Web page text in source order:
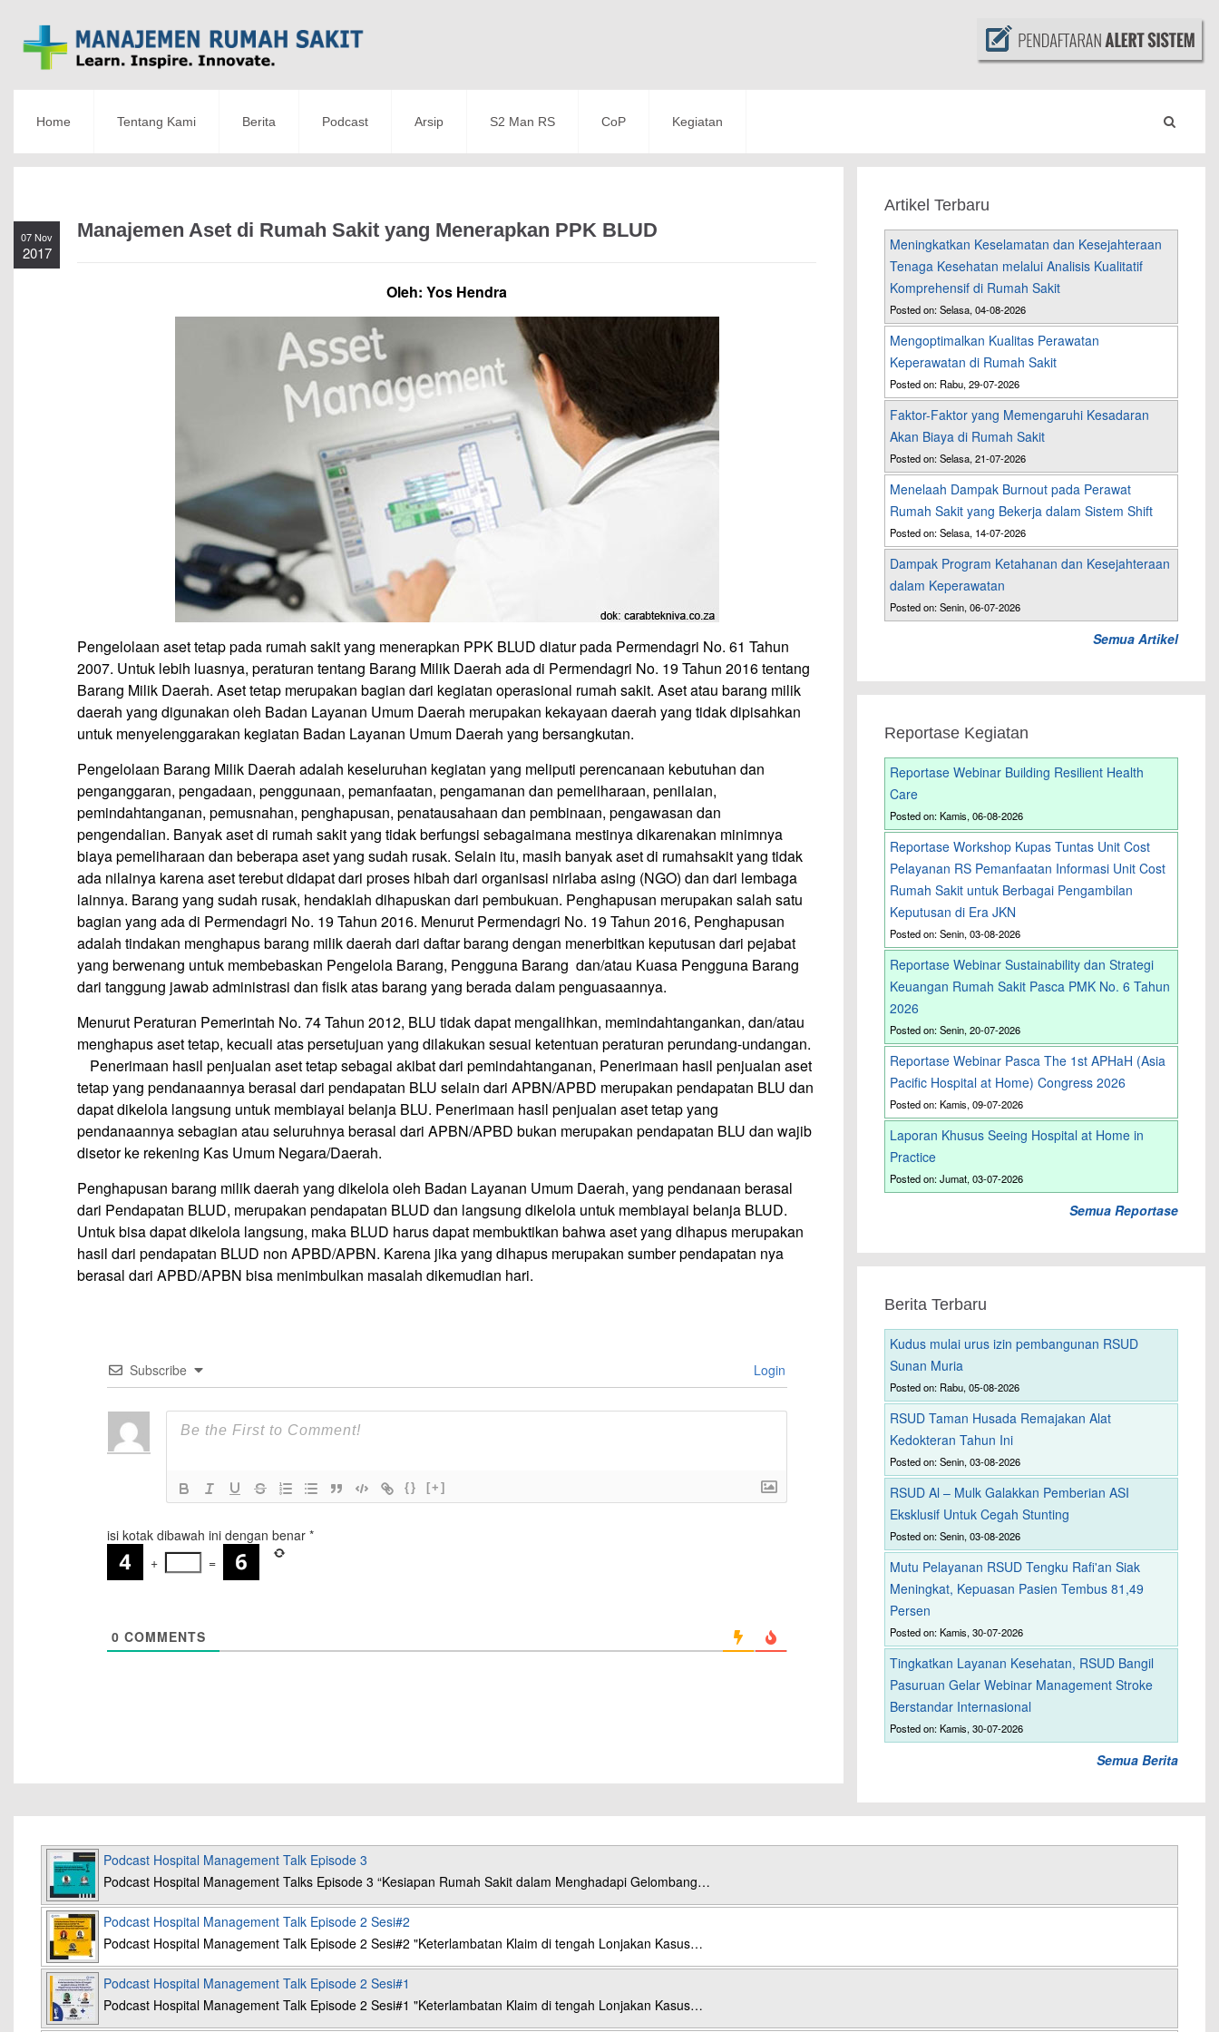
Home Tentang Kami Berita Podcast Arsip S2 Man RS CoP Kegiatan
07 Nov
2017
Manajemen Aset di Rumah Sakit yang Menerapkan PPK BLUD
Oleh: Yos Hendra
Pengelolaan aset tetap pada rumah sakit yang menerapkan PPK BLUD diatur pada Permendagri No. 61 Tahun
2007. Untuk lebih luasnya, peraturan tentang Barang Milik Daerah ada di Permendagri No. 19 Tahun 2016 tentang
Barang Milik Daerah. Aset tetap merupakan bagian dari kegiatan operasional rumah sakit. Aset atau barang milik
daerah yang digunakan oleh Badan Layanan Umum Daerah merupakan kekayaan daerah yang tidak dipisahkan
untuk menyelenggarakan kegiatan Badan Layanan Umum Daerah yang bersangkutan.
Pengelolaan Barang Milik Daerah adalah keseluruhan kegiatan yang meliputi perencanaan kebutuhan dan
penganggaran, pengadaan, penggunaan, pemanfaatan, pengamanan dan pemeliharaan, penilaian,
pemindahtanganan, pemusnahan, penghapusan, penatausahaan dan pembinaan, pengawasan dan
pengendalian. Banyak aset di rumah sakit yang tidak berfungsi sebagaimana mestinya dikarenakan minimnya
biaya pemeliharaan dan beberapa aset yang sudah rusak. Selain itu, masih banyak aset di rumahsakit yang tidak
ada nilainya karena aset terebut didapat dari proses hibah dari organisasi nirlaba asing (NGO) dan dari lembaga
lainnya. Barang yang sudah rusak, hendaklah dihapuskan dari pembukuan. Penghapusan merupakan salah satu
bagian yang ada di Permendagri No. 19 Tahun 2016. Menurut Permendagri No. 19 Tahun 2016, Penghapusan
adalah tindakan menghapus barang milik daerah dari daftar barang dengan menerbitkan keputusan dari pejabat
yang berwenang untuk membebaskan Pengelola Barang, Pengguna Barang dan/atau Kuasa Pengguna Barang
dari tanggung jawab administrasi dan fisik atas barang yang berada dalam penguasaannya.
Menurut Peraturan Pemerintah No. 74 Tahun 2012, BLU tidak dapat mengalihkan, memindahtangankan, dan/atau
menghapus aset tetap, kecuali atas persetujuan yang dilakukan sesuai ketentuan peraturan perundang-undangan.
Penerimaan hasil penjualan aset tetap sebagai akibat dari pemindahtanganan, Penerimaan hasil penjualan aset
tetap yang pendanaannya berasal dari pendapatan BLU selain dari APBN/APBD merupakan pendapatan BLU dan
dapat dikelola langsung untuk membiayai belanja BLU. Penerimaan hasil penjualan aset tetap yang
pendanaannya sebagian atau seluruhnya berasal dari APBN/APBD bukan merupakan pendapatan BLU dan wajib
disetor ke rekening Kas Umum Negara/Daerah.
Penghapusan barang milik daerah yang dikelola oleh Badan Layanan Umum Daerah, yang pendanaan berasal
dari Pendapatan BLUD, merupakan pendapatan BLUD dan langsung dikelola untuk membiayai belanja BLUD.
Untuk bisa dapat dikelola langsung, maka BLUD harus dapat membuktikan bahwa aset yang dihapus merupakan
hasil dari pendapatan BLUD non APBD/APBN. Karena jika yang dihapus merupakan sumber pendapatan nya
berasal dari APBD/APBN bisa menimbulkan masalah dikemudian hari.
Subscribe Login
{} [+]
isi kotak dibawah ini dengan benar*
+
=
0 COMMENTS
Artikel Terbaru
Meningkatkan Keselamatan dan Kesejahteraan
Tenaga Kesehatan melalui Analisis Kualitatif
Komprehensif di Rumah Sakit
Posted on: Selasa, 04-08-2026
Mengoptimalkan Kualitas Perawatan
Keperawatan di Rumah Sakit
Posted on: Rabu, 29-07-2026
Faktor-Faktor yang Memengaruhi Kesadaran
Akan Biaya di Rumah Sakit
Posted on: Selasa, 21-07-2026
Menelaah Dampak Burnout pada Perawat
Rumah Sakit yang Bekerja dalam Sistem Shift
Posted on: Selasa, 14-07-2026
Dampak Program Ketahanan dan Kesejahteraan
dalam Keperawatan
Posted on: Senin, 06-07-2026
Semua Artikel
Reportase Kegiatan
Reportase Webinar Building Resilient Health
Care
Posted on: Kamis, 06-08-2026
Reportase Workshop Kupas Tuntas Unit Cost
Pelayanan RS Pemanfaatan Informasi Unit Cost
Rumah Sakit untuk Berbagai Pengambilan
Keputusan di Era JKN
Posted on: Senin, 03-08-2026
Reportase Webinar Sustainability dan Strategi
Keuangan Rumah Sakit Pasca PMK No. 6 Tahun
2026
Posted on: Senin, 20-07-2026
Reportase Webinar Pasca The 1st APHaH (Asia
Pacific Hospital at Home) Congress 2026
Posted on: Kamis, 09-07-2026
Laporan Khusus Seeing Hospital at Home in
Practice
Posted on: Jumat, 03-07-2026
Semua Reportase
Berita Terbaru
Kudus mulai urus izin pembangunan RSUD
Sunan Muria
Posted on: Rabu, 05-08-2026
RSUD Taman Husada Remajakan Alat
Kedokteran Tahun Ini
Posted on: Senin, 03-08-2026
RSUD Al – Mulk Galakkan Pemberian ASI
Eksklusif Untuk Cegah Stunting
Posted on: Senin, 03-08-2026
Mutu Pelayanan RSUD Tengku Rafi'an Siak
Meningkat, Kepuasan Pasien Tembus 81,49
Persen
Posted on: Kamis, 30-07-2026
Tingkatkan Layanan Kesehatan, RSUD Bangil
Pasuruan Gelar Webinar Management Stroke
Berstandar Internasional
Posted on: Kamis, 30-07-2026
Semua Berita
Podcast Hospital Management Talk Episode 3
Podcast Hospital Management Talks Episode 3 “Kesiapan Rumah Sakit dalam Menghadapi Gelombang…
Podcast Hospital Management Talk Episode 2 Sesi#2
Podcast Hospital Management Talk Episode 2 Sesi#2 "Keterlambatan Klaim di tengah Lonjakan Kasus…
Podcast Hospital Management Talk Episode 2 Sesi#1
Podcast Hospital Management Talk Episode 2 Sesi#1 "Keterlambatan Klaim di tengah Lonjakan Kasus…